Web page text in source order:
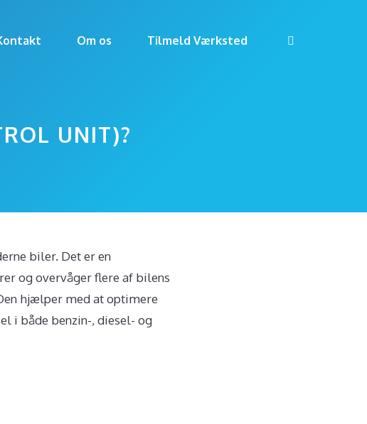
Om os Tilmeld Værksted
UNIT)?
biler. Det er en
og overvåger flere af bilens
hjælper med at optimere
i både benzin-, diesel- og